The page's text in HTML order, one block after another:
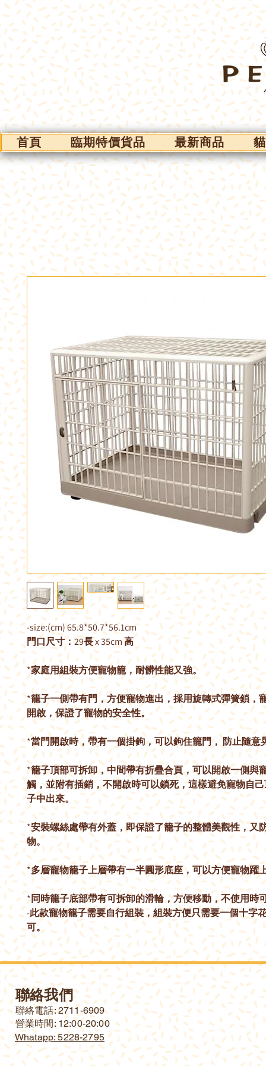
首頁 臨期特價貨品 最新商品
-size:(cm) 65.8*50.7*56.1cm
門口尺寸：29長 x 35cm 高
*家庭用組裝方便寵物籠，耐髒性能又強。
*籠子一側帶有門，方便寵物進出，採用旋轉式彈簧鎖，
開啟，保證了寵物的安全性。
*當門開啟時，帶有一個掛鉤，可以鉤住籠門， 防止隨意
*籠子頂部可拆卸，中間帶有折疊合頁，可以開啟一側與
觸，並附有插銷，不開啟時可以鎖死，這樣避免寵物自
子中出來。
*安裝螺絲處帶有外蓋，即保證了籠子的整體美觀性，又
物。
*多層寵物籠子上層帶有一半圓形底座，可以方便寵物躍
*同時籠子底部帶有可拆卸的滑輪，方便移動，不使用時
-此款寵物籠子需要自行組裝，組裝方便只需要一個十字
可。
聯絡我們
​聯絡電話: 2711-6909
營業時間: 12:00-20:00
Whatapp: 5228-2795